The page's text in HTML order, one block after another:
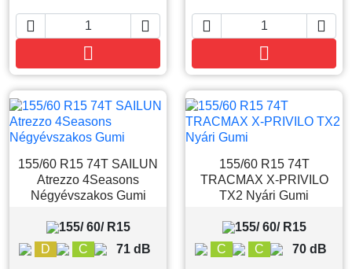
 

 

155/60 R15 74T SAILUN
Atrezzo 4Seasons
Négyévszakos Gumi
155/ 60/ R15
D
C 71 dB
155/60 R15 74T
TRACMAX X-PRIVILO
TX2 Nyári Gumi
155/ 60/ R15
C
C 70 dB